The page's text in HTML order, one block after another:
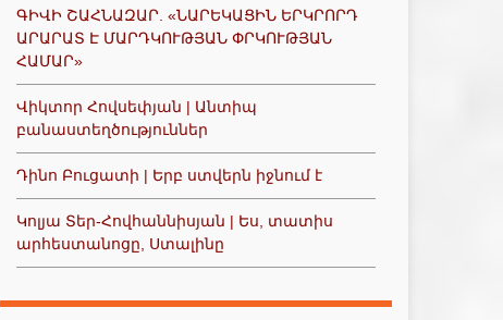
ԳԻՎԻ ՇԱՀՆԱԶԱՐ. «ՆԱՐԵԿԱՑԻՆ ԵՐԿՐՈՐԴ
ԱՐԱՐԱՏ Է ՄԱՐԴԿՈՒԹՅԱՆ ՓՐԿՈՒԹՅԱՆ
ՀԱՄԱՐ»
Վիկտոր Հովսեփյան | Անտիպ
բանաստեղծություններ
Դինո Բուցատի | Երբ ստվերն իջնում է
Կոլյա Տեր-Հովհաննիսյան | Ես, տատիս
արհեստանոցը, Ստալինը